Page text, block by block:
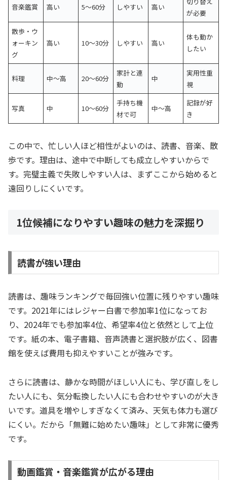
音楽鑑賞 高い 5〜60分 しやすい 高い
が必要
散歩・ウ
ォーキン
グ
高い 10〜30分 しやすい 高い
体も動か
したい
料理 中〜高 20〜60分
家計と連
動
中
実用性重
視
写真 中 10〜60分
手持ち機
材で可
中〜高
記録が好
き
この中で、忙しい人ほど相性がよいのは、読書、音楽、散
歩です。理由は、途中で中断しても成立しやすいからで
す。完璧主義で失敗しやすい人は、まずここから始めると
遠回りしにくいです。
1位候補になりやすい趣味の魅力を深掘り
読書が強い理由
読書は、趣味ランキングで毎回強い位置に残りやすい趣味
です。2021年にはレジャー白書で参加率1位になってお
り、2024年でも参加率4位、希望率4位と依然として上位
です。紙の本、電子書籍、音声読書と選択肢が広く、図書
館を使えば費用も抑えやすいことが強みです。
さらに読書は、静かな時間がほしい人にも、学び直しをし
たい人にも、気分転換したい人にも合わせやすいのが大き
いです。道具を増やしすぎなくて済み、天気も体力も選び
にくい。だから「無難に始めたい趣味」として非常に優秀
です。
動画鑑賞・音楽鑑賞が広がる理由